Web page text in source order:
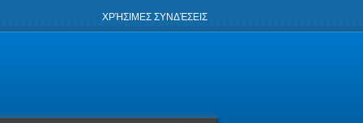
ΧΡΉΣΙΜΕΣ ΣΥΝΔΈΣΕΙΣ